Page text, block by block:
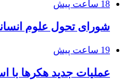
18 ساعت پیش
شورای تحول علوم
19 ساعت پیش
عملیات جدید هکرها با